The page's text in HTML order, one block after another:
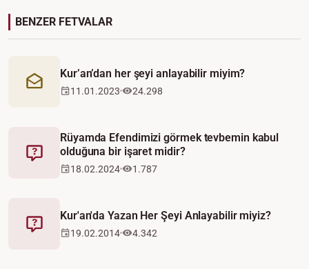
BENZER FETVALAR
Mektup
Kur’an’dan her şeyi anlayabilir miyim?
11.01.2023 24.298
Fetva
Rüyamda Efendimizi görmek tevbemin kabul
olduğuna bir işaret midir?
18.02.2024 1.787
Fetva
Kur'an'da Yazan Her Şeyi Anlayabilir miyiz?
19.02.2014 4.342